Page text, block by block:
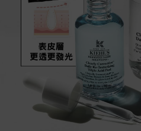
表皮層
更透更發光